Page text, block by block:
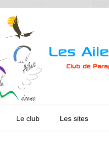
Le club Les sites